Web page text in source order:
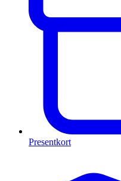
Presentkort